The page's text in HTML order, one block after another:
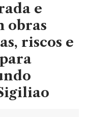
e
obras
riscos e